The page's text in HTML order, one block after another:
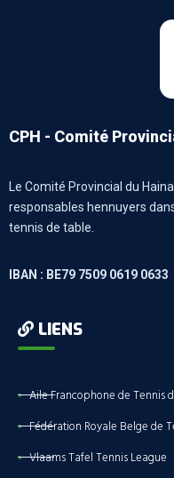
CPH - Comité
Le Comité Provincial du
responsables hennuyers
tennis de table.
IBAN : BE79 7509 0619 0633
LIENS
Aile Francophone de Tennis
Fédération Royale Belge de
Vlaams Tafel Tennis League